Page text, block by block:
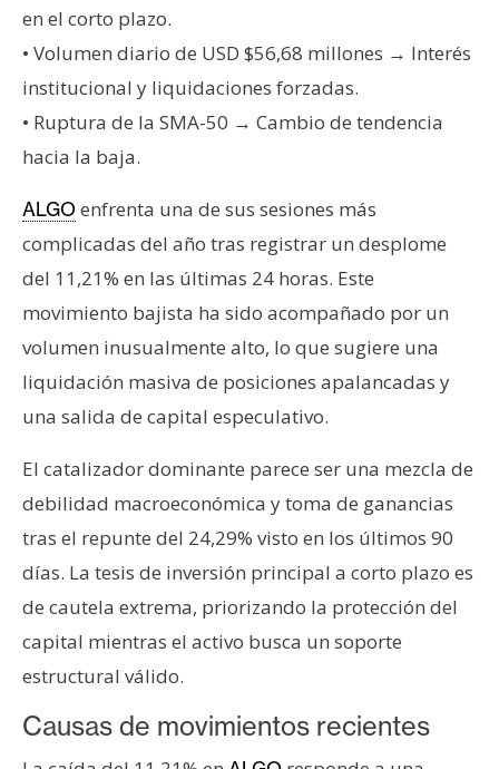
r
e
n
s
T
e
m
a
R
c
u
r
s
o
s
C
n
t
en el corto plazo.
• Volumen diario de USD $56,68 millones → Interés
institucional y liquidaciones forzadas.
• Ruptura de la SMA-50 → Cambio de tendencia
hacia la baja.
ALGOenfrenta una de sus sesiones más
complicadas del año tras registrar un desplome
del 11,21% en las últimas 24 horas. Este
movimiento bajista ha sido acompañado por un
volumen inusualmente alto, lo que sugiere una
liquidación masiva de posiciones apalancadas y
una salida de capital especulativo.
El catalizador dominante parece ser una mezcla de
debilidad macroeconómica y toma de ganancias
tras el repunte del 24,29% visto en los últimos 90
días. La tesis de inversión principal a corto plazo es
de cautela extrema, priorizando la protección del
capital mientras el activo busca un soporte
estructural válido.
Causas de movimientos recientes